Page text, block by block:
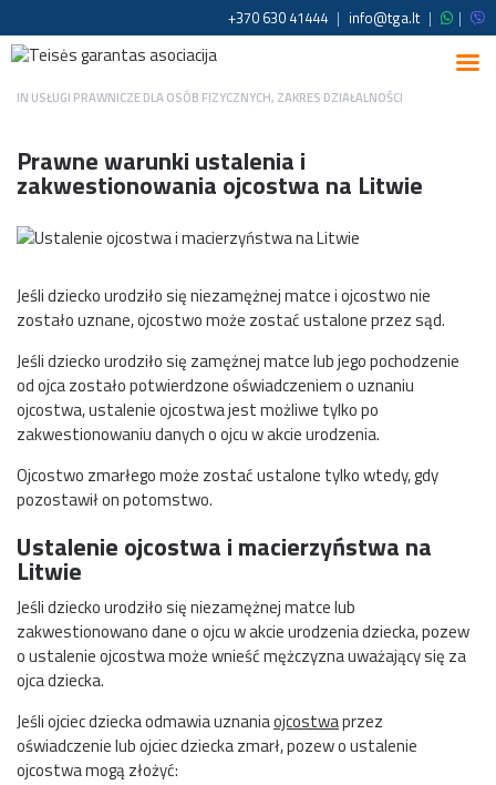
+370 630 41444 | info@tga.lt | |
IN USŁUGI PRAWNICZE DLA OSÓB FIZYCZNYCH, ZAKRES DZIAŁALNOŚCI
Prawne warunki ustalenia i
zakwestionowania ojcostwa na Litwie
Jeśli dziecko urodziło się niezamężnej matce i ojcostwo nie
zostało uznane, ojcostwo może zostać ustalone przez sąd.
Jeśli dziecko urodziło się zamężnej matce lub jego pochodzenie
od ojca zostało potwierdzone oświadczeniem o uznaniu
ojcostwa, ustalenie ojcostwa jest możliwe tylko po
zakwestionowaniu danych o ojcu w akcie urodzenia.
Ojcostwo zmarłego może zostać ustalone tylko wtedy, gdy
pozostawił on potomstwo.
Ustalenie ojcostwa i macierzyństwa na
Litwie
Jeśli dziecko urodziło się niezamężnej matce lub
zakwestionowano dane o ojcu w akcie urodzenia dziecka, pozew
o ustalenie ojcostwa może wnieść mężczyzna uważający się za
ojca dziecka.
Jeśli ojciec dziecka odmawia uznaniaojcostwaprzez
oświadczenie lub ojciec dziecka zmarł, pozew o ustalenie
ojcostwa mogą złożyć: